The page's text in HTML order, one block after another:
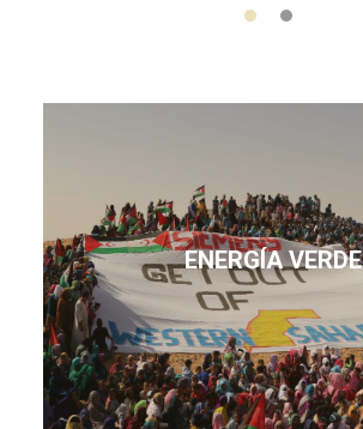
ENERGÍA VERDE